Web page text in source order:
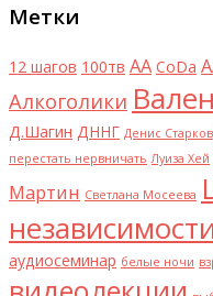
Метки
12 шагов 100тв AA CoDa
Алкоголики
Д.Шагин ДННГ Денис Старков
перестать нервничать Луиза Хей
Мартин Светлана Мосеева
аудиосеминар белые ночи